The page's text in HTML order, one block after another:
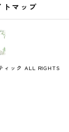
トマップ
ィック ALL RIGHTS